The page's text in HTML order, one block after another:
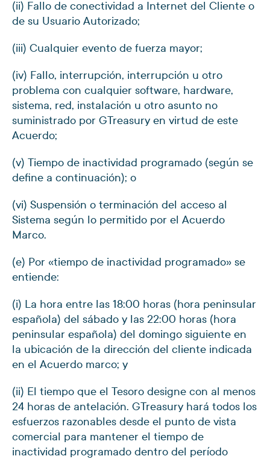
(ii) Fallo de conectividad a Internet del Cliente o
de su Usuario Autorizado;
(iii) Cualquier evento de fuerza mayor;
(iv) Fallo, interrupción, interrupción u otro
problema con cualquier software, hardware,
sistema, red, instalación u otro asunto no
suministrado por GTreasury en virtud de este
Acuerdo;
(v) Tiempo de inactividad programado (según se
define a continuación); o
(vi) Suspensión o terminación del acceso al
Sistema según lo permitido por el Acuerdo
Marco.
(e) Por «tiempo de inactividad programado» se
entiende:
(i) La hora entre las 18:00 horas (hora peninsular
española) del sábado y las 22:00 horas (hora
peninsular española) del domingo siguiente en
la ubicación de la dirección del cliente indicada
en el Acuerdo marco; y
(ii) El tiempo que el Tesoro designe con al menos
24 horas de antelación. GTreasury hará todos los
esfuerzos razonables desde el punto de vista
comercial para mantener el tiempo de
inactividad programado dentro del período